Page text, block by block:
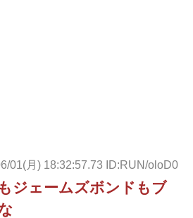
01(月) 18:32:57.73 ID:RUN/oloD0
ジェームズボンドもブ